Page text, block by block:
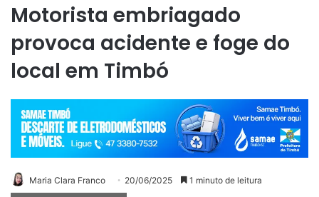
Motorista embriagado
provoca acidente e foge do
local em Timbó
Maria Clara Franco 20/06/2025 1 minuto de leitura